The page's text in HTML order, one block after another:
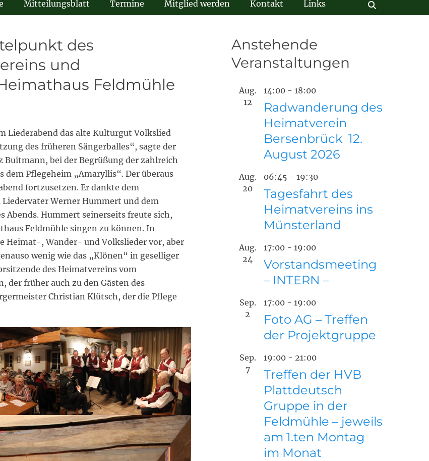
Mitteilungsblatt Termine Mitglied werden Kontakt Links
des
und
Feldmühle
Liederabend das alte Kulturgut Volkslied
des früheren Sängerballes“, sagte der
Buitmann, bei der Begrüßung der zahlreich
dem Pflegeheim „Amaryllis“. Der überaus
fortzusetzen. Er dankte dem
Werner Hummert und dem
Abends. Hummert seinerseits freute sich,
Feldmühle singen zu können. In
Heimat-, Wander- und Volkslieder vor, aber
wenig wie das „Klönen“ in geselliger
des Heimatvereins vom
der früher auch zu den Gästen des
Christian Klütsch, der die Pflege
Anstehende
Veranstaltungen
Aug.
12
14:00 - 18:00
Radwanderung des
Heimatverein
Bersenbrück 12.
August 2026
Aug.
20
06:45 - 19:30
Tagesfahrt des
Heimatvereins ins
Münsterland
Aug.
24
17:00 - 19:00
Vorstandsmeeting
– INTERN –
Sep.
2
17:00 - 19:00
Foto AG – Treffen
der Projektgruppe
Sep.
7
19:00 - 21:00
Treffen der HVB
Plattdeutsch
Gruppe in der
Feldmühle – jeweils
am 1.ten Montag
im Monat